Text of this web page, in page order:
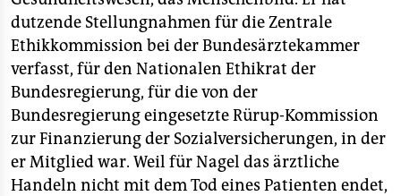
dutzende Stellungnahmen für die Zentrale
Ethikkommission bei der Bundesärztekammer
verfasst, für den Nationalen Ethikrat der
Bundesregierung, für die von der
Bundesregierung eingesetzte Rürup-Kommission
zur Finanzierung der Sozialversicherungen, in der
er Mitglied war. Weil für Nagel das ärztliche
Handeln nicht mit dem Tod eines Patienten endet,